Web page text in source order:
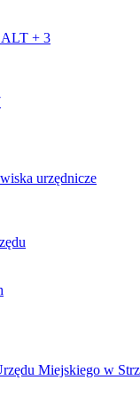
ALT + 3
urzędnicze
Miejskiego w